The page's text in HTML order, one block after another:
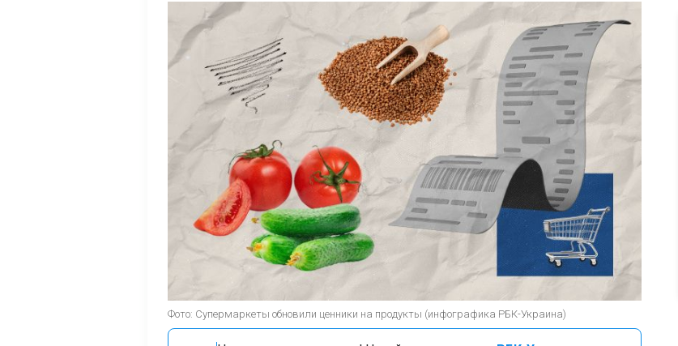
Фото: Супермаркеты обновили ценники на продукты (инфографика РБК-Украина)